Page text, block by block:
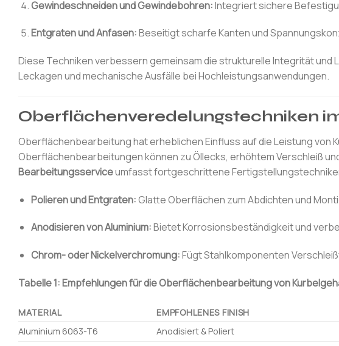
Gewindeschneiden und Gewindebohren:Integriert sichere
Entgraten und Anfasen:Beseitigt scharfe Kanten und
Diese Techniken verbessern gemeinsam die strukturelle Integrität
Leckagen und mechanische Ausfälle bei Hochleistungsanwendungen.
Oberflächenveredelungstechniken
Oberflächenbearbeitung hat erheblichen Einfluss auf die Leistung von
Oberflächenbearbeitungen können zu Öllecks, erhöhtem Verschleiß
Bearbeitungsserviceumfasst fortgeschrittene
Polieren und Entgraten:Glatte Oberflächen zum Abdichten und
Anodisieren von Aluminium:Bietet Korrosionsbeständigkeit und
Chrom- oder Nickelverchromung:Fügt Stahlkomponenten
Tabelle 1: Empfehlungen für die Oberflächenbearbeitung von
MATERIAL EMPFOHLENES FINISH
Aluminium 6063-T6
Anodisiert & Poliert